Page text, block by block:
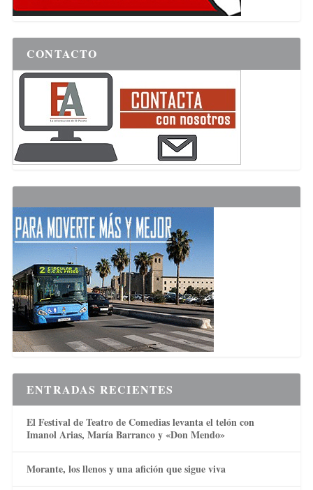
CONTACTO
ENTRADAS RECIENTES
El Festival de Teatro de Comedias levanta el telón con
Imanol Arias, María Barranco y «Don Mendo»
Morante, los llenos y una afición que sigue viva